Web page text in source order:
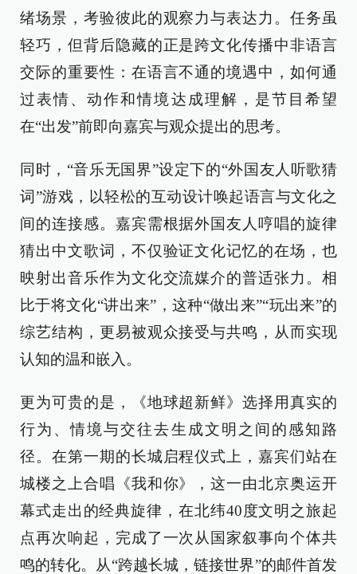
绪场景，考验彼此的观察力与表达力。任务虽
轻巧，但背后隐藏的正是跨文化传播中非语言
交际的重要性：在语言不通的境遇中，如何通
过表情、动作和情境达成理解，是节目希望
在“出发”前即向嘉宾与观众提出的思考。
同时，“音乐无国界”设定下的“外国友人听歌猜
词”游戏，以轻松的互动设计唤起语言与文化之
间的连接感。嘉宾需根据外国友人哼唱的旋律
猜出中文歌词，不仅验证文化记忆的在场，也
映射出音乐作为文化交流媒介的普适张力。相
比于将文化“讲出来”，这种“做出来”“玩出来”的
综艺结构，更易被观众接受与共鸣，从而实现
认知的温和嵌入。
更为可贵的是，《地球超新鲜》选择用真实的
行为、情境与交往去生成文明之间的感知路
径。在第一期的长城启程仪式上，嘉宾们站在
城楼之上合唱《我和你》，这一由北京奥运开
幕式走出的经典旋律，在北纬40度文明之旅起
点再次响起，完成了一次从国家叙事向个体共
鸣的转化。从“跨越长城，链接世界”的邮件首发